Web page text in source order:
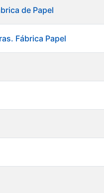
de Papel
Fábrica Papel